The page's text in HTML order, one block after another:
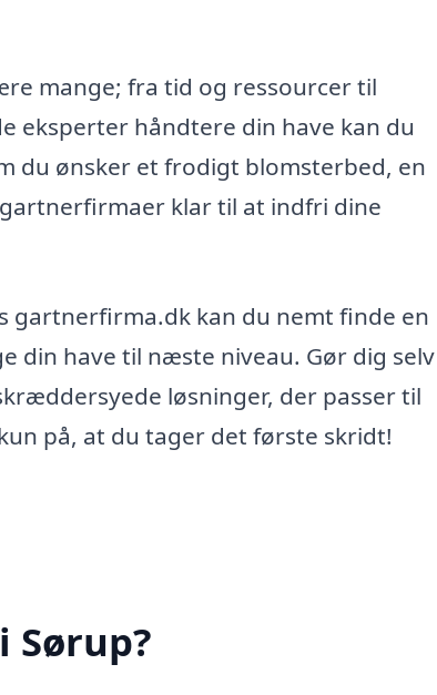
mange; fra tid og ressourcer til
eksperter håndtere din have kan du
du ønsker et frodigt blomsterbed, en
klar til at indfri dine
gartnerfirma.dk kan du nemt finde en
din have til næste niveau. Gør dig selv
løsninger, der passer til
på, at du tager det første skridt!